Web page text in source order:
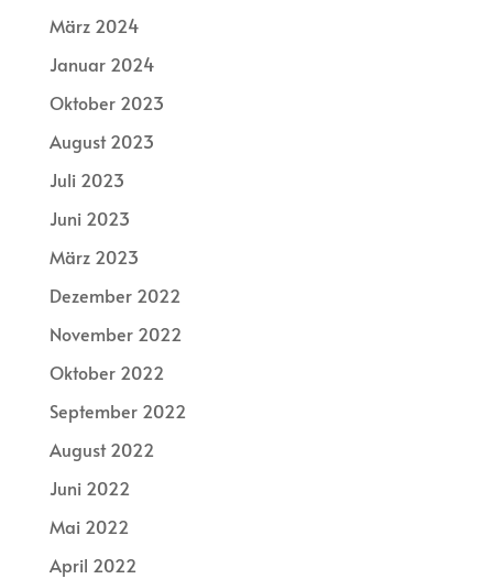
März 2024
Januar 2024
Oktober 2023
August 2023
Juli 2023
Juni 2023
März 2023
Dezember 2022
November 2022
Oktober 2022
September 2022
August 2022
Juni 2022
Mai 2022
April 2022